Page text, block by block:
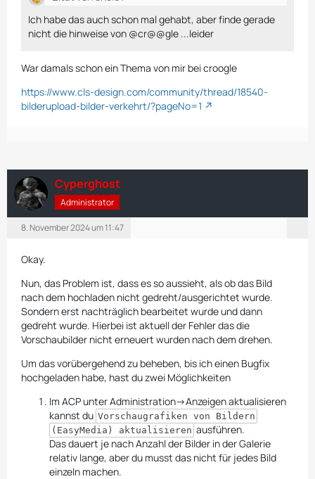
Ich habe das auch schon mal gehabt, aber finde gerade
nicht die hinweise von @cr@@gle ...leider
War damals schon ein Thema von mir bei croogle
https://www.cls-design.com/community/thread/18540-
bilderupload-bilder-verkehrt/?pageNo=1
Cyperghost
Administrator
8. November 2024 um 11:47
Okay.
Nun, das Problem ist, dass es so aussieht, als ob das Bild
nach dem hochladen nicht gedreht/ausgerichtet wurde.
Sondern erst nachträglich bearbeitet wurde und dann
gedreht wurde. Hierbei ist aktuell der Fehler das die
Vorschaubilder nicht erneuert wurden nach dem drehen.
Um das vorübergehend zu beheben, bis ich einen Bugfix
hochgeladen habe, hast du zwei Möglichkeiten
Im ACP unter Administration->Anzeigen aktualisieren
kannst du Vorschaugrafiken von Bildern
(EasyMedia) aktualisieren ausführen.
Das dauert je nach Anzahl der Bilder in der Galerie
relativ lange, aber du musst das nicht für jedes Bild
einzeln machen.